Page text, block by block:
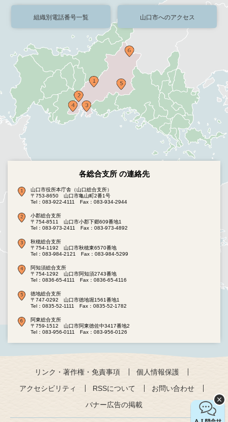
組織別電話番号一覧 山口市へのアクセス
各総合支所 の連絡先
山口市役所本庁舎（山口総合支所）
〒753-8650 山口市亀山町2番1号
Tel：083-922-4111
Fax：083-934-2944
小郡総合支所
〒754-8511 山口市小郡下郷609番地1
Tel：083-973-2411
Fax：083-973-4892
秋穂総合支所
〒754-1192 山口市秋穂東6570番地
Tel：083-984-2121
Fax：083-984-5299
阿知須総合支所
〒754-1292 山口市阿知須2743番地
Tel：0836-65-4111
Fax：0836-65-4116
徳地総合支所
〒747-0292 山口市徳地堀1561番地1
Tel：0835-52-1111
Fax：0835-52-1782
阿東総合支所
〒759-1512 山口市阿東徳佐中3417番地2
Tel：083-956-0111
Fax：083-956-0126
リンク・著作権・免責事項
個人情報保護
アクセシビリティ
RSSについて
お問い合わせ
バナー広告の掲載